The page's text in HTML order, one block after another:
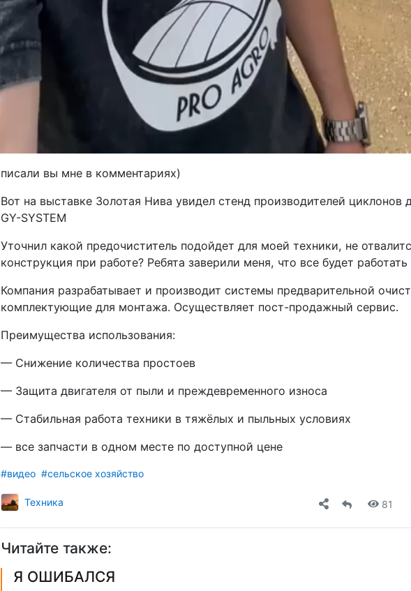
писали вы мне в комментариях)
Вот на выставке Золотая Нива увидел стенд производителей циклонов
GY-SYSTEM
Уточнил какой предочиститель подойдет для моей техники, не
конструкция при работе? Ребята заверили меня, что все будет работать
Компания разрабатывает и производит системы предварительной
комплектующие для монтажа. Осуществляет пост-продажный сервис.
Преимущества использования:
— Снижение количества простоев
— Защита двигателя от пыли и преждевременного износа
— Стабильная работа техники в тяжёлых и пыльных условиях
— все запчасти в одном месте по доступной цене
#видео #сельское хозяйство
Техника 81
Читайте также:
Я ОШИБАЛСЯ